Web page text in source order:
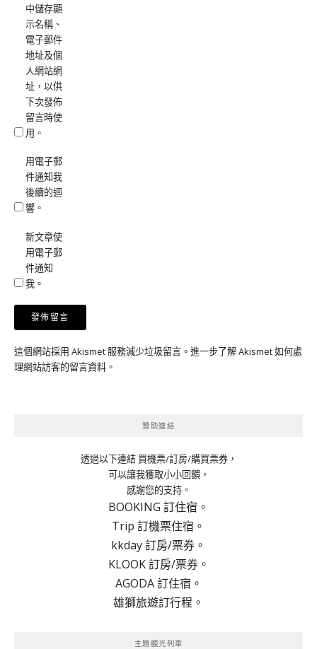
中儲存顯
示名稱、
電子郵件
地址及個
人網站網
址，以供
下次發佈
留言時使
用。
用電子郵
件通知我
後續的迴
響。
新文章使
用電子郵
件通知
我。
這個網站採用 Akismet 服務減少垃圾留言。 進一步了解 Akismet 如何處
理網站訪客的留言資料 。
贊助連結
透過以下連結 買機票/訂房/購買票券，
可以讓我獲取小小回饋，
感謝您的支持。
BOOKING 訂住宿。
Trip 訂機票住宿。
kkday 訂房/票券。
KLOOK 訂房/票券。
AGODA 訂住宿。
雄獅旅遊訂行程。
主題觀光列車